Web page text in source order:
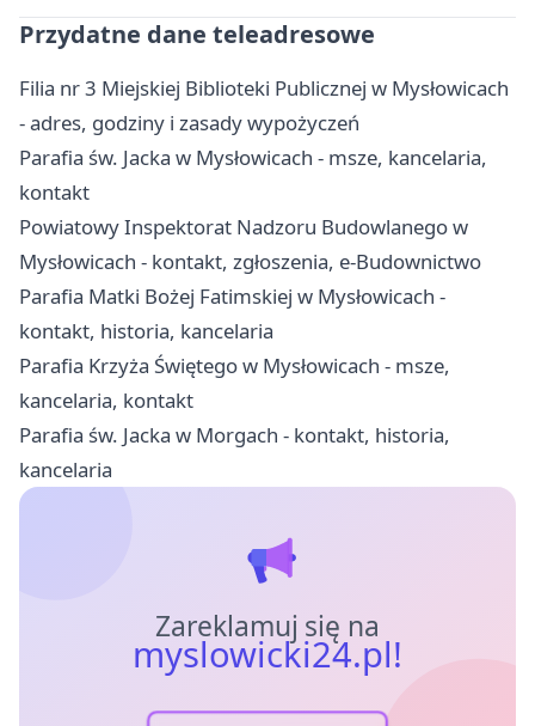
Przydatne dane teleadresowe
Filia nr 3 Miejskiej Biblioteki Publicznej w Mysłowicach
- adres, godziny i zasady wypożyczeń
Parafia św. Jacka w Mysłowicach - msze, kancelaria,
kontakt
Powiatowy Inspektorat Nadzoru Budowlanego w
Mysłowicach - kontakt, zgłoszenia, e-Budownictwo
Parafia Matki Bożej Fatimskiej w Mysłowicach -
kontakt, historia, kancelaria
Parafia Krzyża Świętego w Mysłowicach - msze,
kancelaria, kontakt
Parafia św. Jacka w Morgach - kontakt, historia,
kancelaria
Zareklamuj się na
myslowicki24.pl!